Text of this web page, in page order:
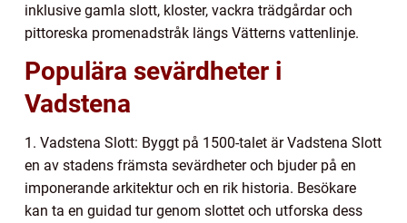
inklusive gamla slott, kloster, vackra trädgårdar och
pittoreska promenadstråk längs Vätterns vattenlinje.
Populära sevärdheter i
Vadstena
1. Vadstena Slott: Byggt på 1500-talet är Vadstena Slott
en av stadens främsta sevärdheter och bjuder på en
imponerande arkitektur och en rik historia. Besökare
kan ta en guidad tur genom slottet och utforska dess